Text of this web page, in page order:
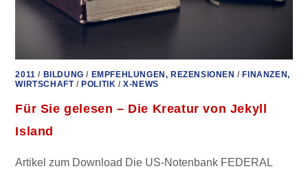
2011 / BILDUNG / EMPFEHLUNGEN, REZENSIONEN /FINANZEN,
WIRTSCHAFT/POLITIK /X-NEWS
Für Sie gelesen – Die Kreatur von Jekyll
Island
Artikel zum Download Die US-Notenbank FEDERAL